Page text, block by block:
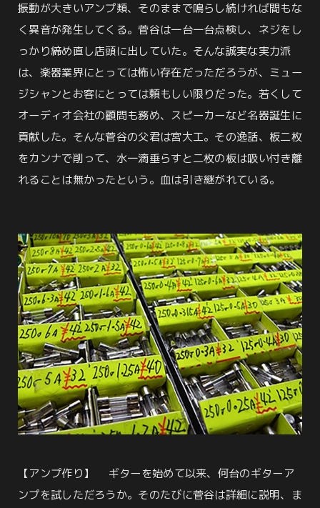
振動が大きいアンプ類、そのままで鳴らし続ければ間もな
く異音が発生してくる。菅谷は一台一台点検し、ネジをし
っかり締め直し店頭に出していた。そんな誠実な実力派
は、楽器業界にとっては怖い存在だっただろうが、ミュー
ジシャンとお客にとっては頼もしい限りだった。若くして
オーディオ会社の顧問も務め、スピーカーなど名器誕生に
貢献した。そんな菅谷の父君は宮大工。その逸話、板二枚
をカンナで削って、水一滴垂らすと二枚の板は吸い付き離
れることは無かったという。血は引き継がれている。
【アンプ作り】 ギターを始めて以来、何台のギターア
ンプを試しただろうか。そのたびに菅谷は詳細に説明、ま